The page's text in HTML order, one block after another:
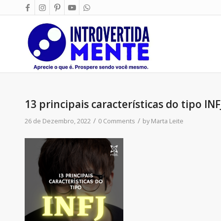
13 principais características do tipo
26 de Dezembro, 2022 / 0 Comments / byMarta Leite